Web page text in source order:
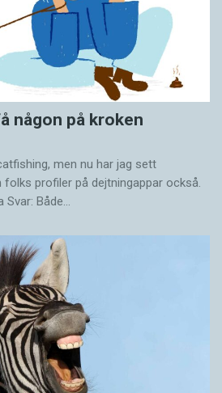
någon på kroken
men nu har jag sett
profiler på dejtningappar också.
Både…